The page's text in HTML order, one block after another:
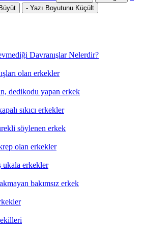
- Yazı Boyutunu Küçült
Davranışlar Nelerdir?
olan erkekler
dedikodu yapan erkek
sıkıcı erkekler
söylenen erkek
olan erkekler
ukala erkekler
bakımsız erkek